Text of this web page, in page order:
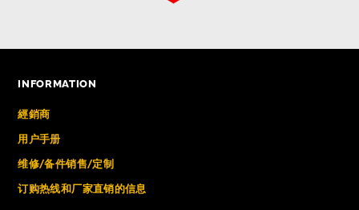
INFORMATION
經銷商
用户手册
维修/备件销售/定制
订购热线和厂家直销的信息